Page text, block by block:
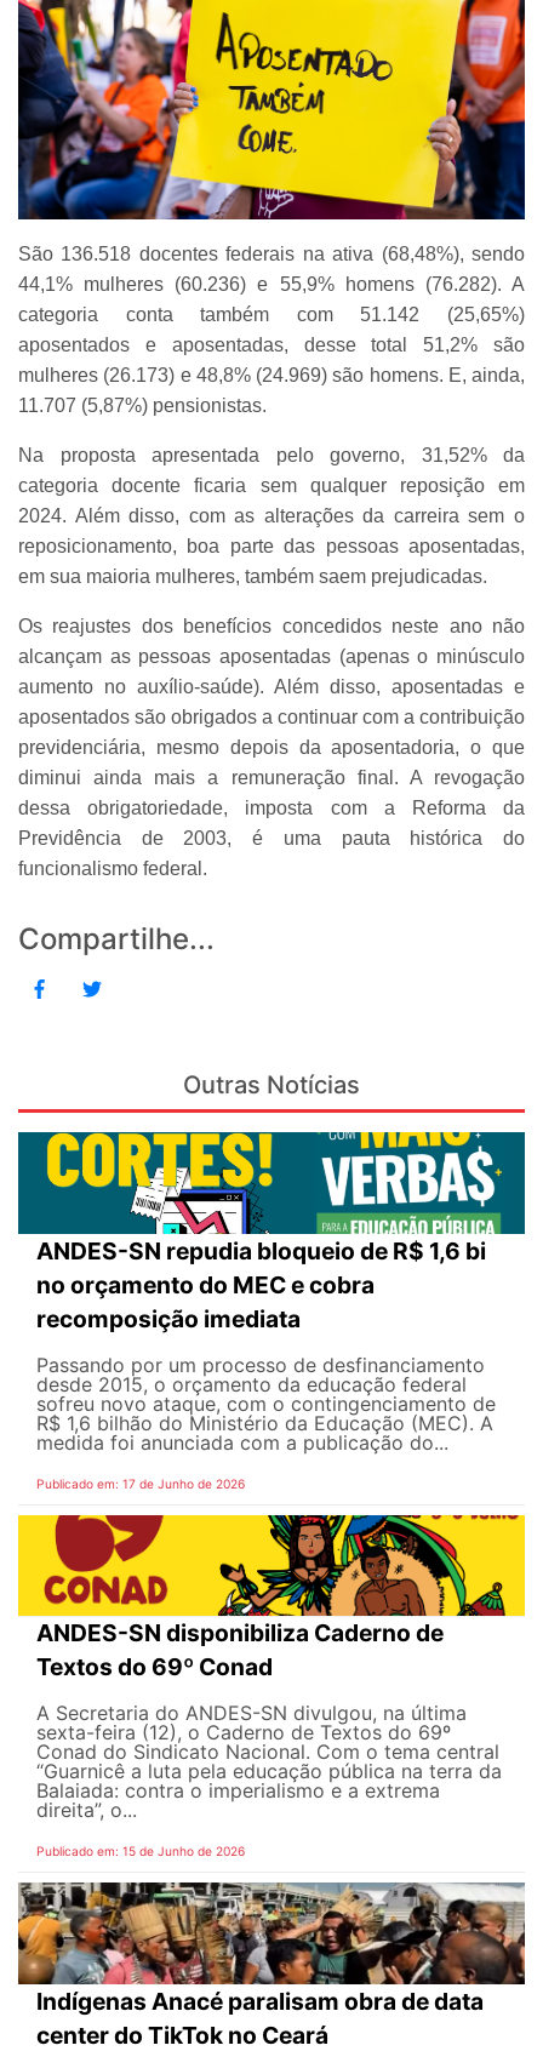
São 136.518 docentes federais na ativa (68,48%), sendo
44,1% mulheres (60.236) e 55,9% homens (76.282). A
categoria conta também com 51.142 (25,65%)
aposentados e aposentadas, desse total 51,2% são
mulheres (26.173) e 48,8% (24.969) são homens. E, ainda,
11.707 (5,87%) pensionistas.
Na proposta apresentada pelo governo, 31,52% da
categoria docente ficaria sem qualquer reposição em
2024. Além disso, com as alterações da carreira sem o
reposicionamento, boa parte das pessoas aposentadas,
em sua maioria mulheres, também saem prejudicadas.
Os reajustes dos benefícios concedidos neste ano não
alcançam as pessoas aposentadas (apenas o minúsculo
aumento no auxílio-saúde). Além disso, aposentadas e
aposentados são obrigados a continuar com a contribuição
previdenciária, mesmo depois da aposentadoria, o que
diminui ainda mais a remuneração final. A revogação
dessa obrigatoriedade, imposta com a Reforma da
Previdência de 2003, é uma pauta histórica do
funcionalismo federal.
Compartilhe...
Outras Notícias
ANDES-SN repudia bloqueio de R$ 1,6 bi
no orçamento do MEC e cobra
recomposição imediata
Passando por um processo de desfinanciamento
desde 2015, o orçamento da educação federal
sofreu novo ataque, com o contingenciamento de
R$ 1,6 bilhão do Ministério da Educação (MEC). A
medida foi anunciada com a publicação do...
Publicado em: 17 de Junho de 2026
ANDES-SN disponibiliza Caderno de
Textos do 69º Conad
A Secretaria do ANDES-SN divulgou, na última
sexta-feira (12), o Caderno de Textos do 69º
Conad do Sindicato Nacional. Com o tema central
“Guarnicê a luta pela educação pública na terra da
Balaiada: contra o imperialismo e a extrema
direita”, o...
Publicado em: 15 de Junho de 2026
Indígenas Anacé paralisam obra de data
center do TikTok no Ceará